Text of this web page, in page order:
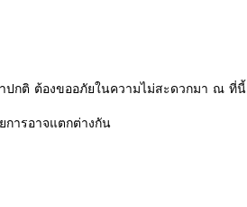
ปกติ ต้องขออภัยในความไม่สะดวกมา ณ ที่นี้
ารอาจแตกต่างกัน